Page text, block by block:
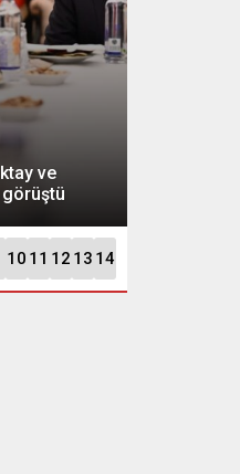
ve
10 11 12 13 14